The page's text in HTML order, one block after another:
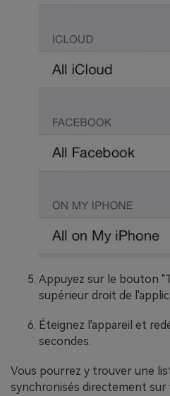
Appuyez sur le bouton
supérieur droit de
Éteignez l'appareil et
secondes.
Vous pourrez y trouver une
synchronisés directement sur